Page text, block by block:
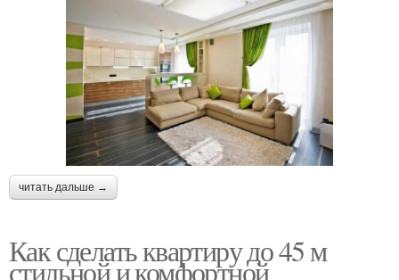
читать дальше →
Как сделать квартиру до 45 м
стильной и комфортной